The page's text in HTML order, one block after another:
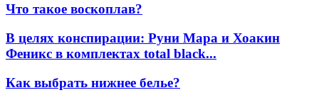
Что такое воскоплав?
В целях конспирации: Руни Мара и Хоакин
Феникс в комплектах total black...
Как выбрать нижнее белье?